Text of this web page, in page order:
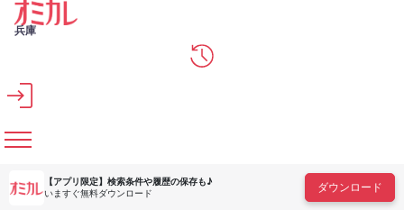
メインコンテンツへスキップ
兵庫
【アプリ限定】 検索条件や履歴の保存も♪
いますぐ無料ダウンロード
ダウンロード